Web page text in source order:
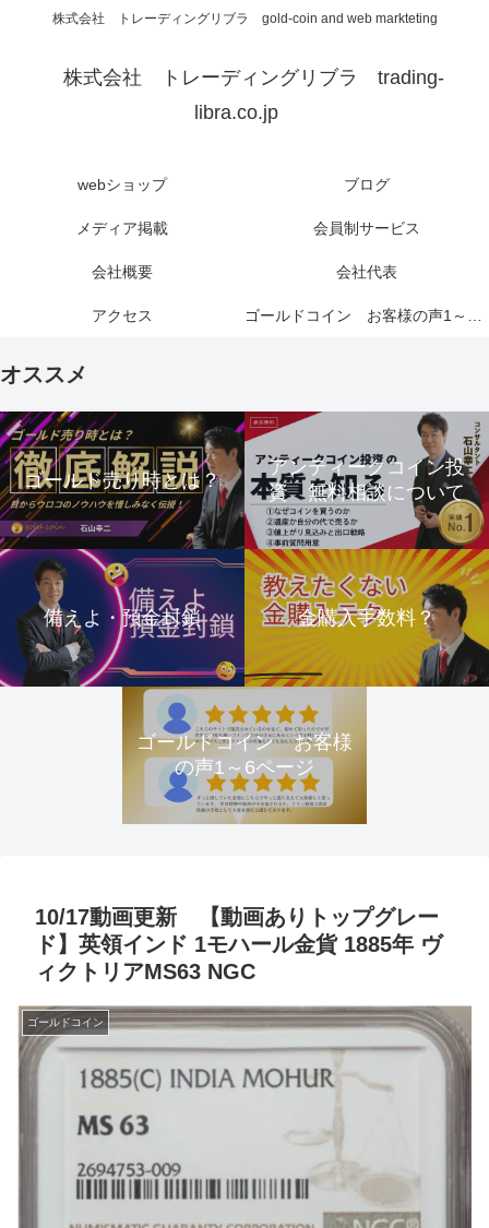
株式会社 トレーディングリブラ gold-coin and web markteting
株式会社 トレーディングリブラ trading-
libra.co.jp
webショップ ブログ
メディア掲載 会員制サービス
会社概要 会社代表
アクセス ゴールドコイン お客様の声1～6ページ
オススメ
ゴールド売り時とは？
アンティークコイン投
資 無料相談について
備えよ・預金封鎖 金購入手数料？
ゴールドコイン お客様
の声1～6ページ
10/17動画更新 【動画ありトップグレー
ド】英領インド 1モハール金貨 1885年 ヴ
ィクトリアMS63 NGC
ゴールドコイン